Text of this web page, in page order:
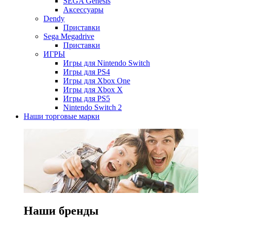
Аксессуары
Dendy
Приставки
Sega Megadrive
Приставки
ИГРЫ
Игры для Nintendo Switch
Игры для PS4
Игры для Xbox One
Игры для Xbox X
Игры для PS5
Nintendo Switch 2
Наши торговые марки
Наши бренды